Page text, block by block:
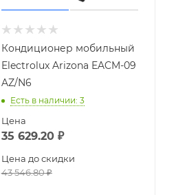
Кондиционер мобильный
Electrolux Arizona EACM-09
AZ/N6
Есть в наличии: 3
Цена
35 629.20₽
Цена до скидки
43 546.80₽